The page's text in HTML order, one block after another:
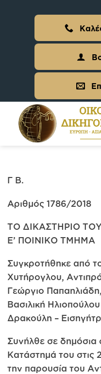
Γ Β.
Αριθμός 1786/2018
ΤΟ ΔΙΚΑΣΤΗΡΙΟ
Ε’ ΠΟΙΝΙΚΟ ΤΜΗΜΑ
Συγκροτήθηκε από
Χυτήρογλου,
Γεώργιο
Βασιλική
Δρακούλη –
Συνήλθε σε δημόσια
Κατάστημά του στις
την παρουσία του